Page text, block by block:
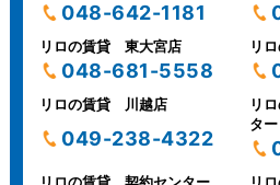
048-642-1181
リロの賃貸 東大宮店
048-681-5558
リ
リロの賃貸 川越店
049-238-4322
リ
ター